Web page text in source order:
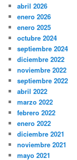
abril 2026
enero 2026
enero 2025
octubre 2024
septiembre 2024
diciembre 2022
noviembre 2022
septiembre 2022
abril 2022
marzo 2022
febrero 2022
enero 2022
diciembre 2021
noviembre 2021
mayo 2021